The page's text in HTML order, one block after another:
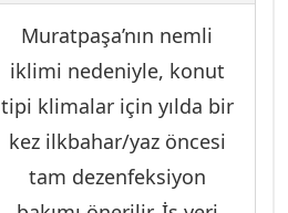
Muratpaşa’nın nemli
iklimi nedeniyle, konut
tipi klimalar için yılda bir
kez ilkbahar/yaz öncesi
tam dezenfeksiyon